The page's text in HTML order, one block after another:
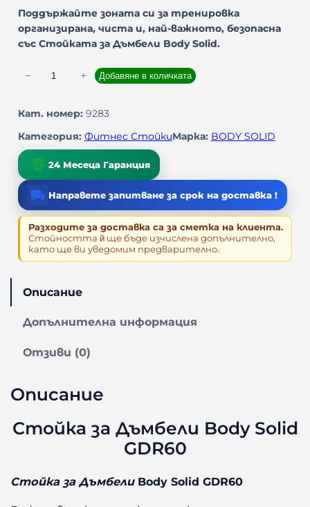
Поддържайте зоната си за тренировка
организирана, чиста и, най-важното, безопасна
със Стойката за Дъмбели Body Solid.
л
ч
е
с
т
в
о
С
о
ъ
б
B
− + Добавяне в количката
Кат. номер: 9283
Категория: Фитнес СтойкиМарка: BODY SOLID
24 Месеца Гаранция
Направете запитване за срок на доставка !
Разходите за доставка са за сметка на клиента.
Стойността й̆ ще бъде изчислена допълнително,
като ще ви уведомим предварително.
Описание
Допълнителна информация
Отзиви (0)
Описание
Стойка за Дъмбели Body Solid
GDR60
Стойка за ДъмбелиBody Solid GDR60